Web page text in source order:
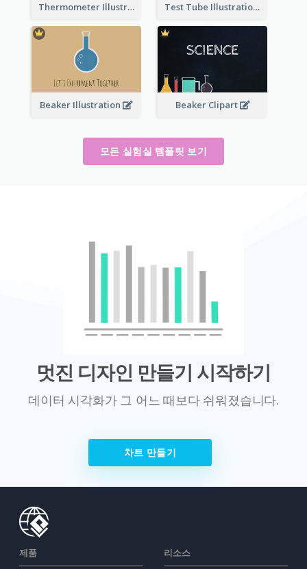
Thermometer Illustration Test Tube Illustration
Beaker Illustration Beaker Clipart
모든 실험실 템플릿 보기
멋진 디자인 만들기 시작하기
데이터 시각화가 그 어느 때보다 쉬워졌습니다.
차트 만들기
제품 리소스